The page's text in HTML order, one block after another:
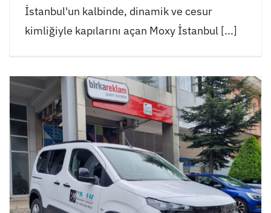
İstanbul'un kalbinde, dinamik ve cesur
kimliğiyle kapılarını açan Moxy İstanbul [...]